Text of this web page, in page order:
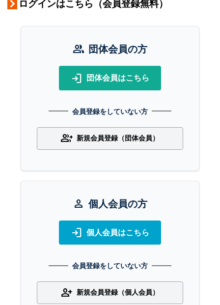
ログインはこちら（会員登録無料）
group 団体会員の方
login 団体会員はこちら
会員登録をしていない方
group_add 新規会員登録（団体会員）
person 個人会員の方
login 個人会員はこちら
会員登録をしていない方
person_add 新規会員登録（個人会員）